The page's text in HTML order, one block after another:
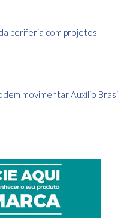
periferia com projetos
movimentar Auxílio Brasil